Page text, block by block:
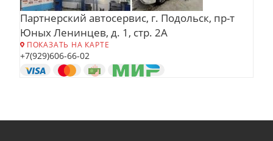
Партнерский автосервис, г. Подольск, пр-т
Юных Ленинцев, д. 1, стр. 2А
ПОКАЗАТЬ НА КАРТЕ
+7(929)606-66-02